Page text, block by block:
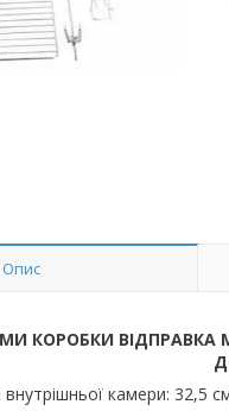
Опис
КОРОБКИ
камери: 32,5